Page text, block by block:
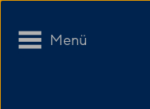
Menü